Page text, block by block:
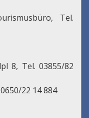
Tel.
8, Tel. 03855/82
22 14 884